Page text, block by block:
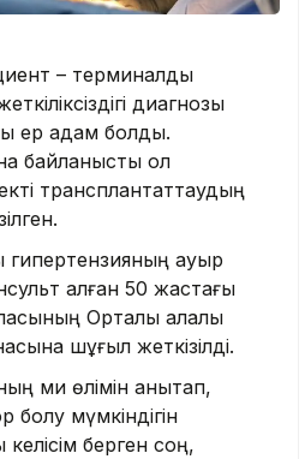
– терминалдық
диагнозы
ер адам болды.
байланысты ол
трансплантаттаудың
гипертензияның ауыр
алған 50 жастағы
Орталық қалалық
шұғыл жеткізілді.
ми өлімін анықтап,
болу мүмкіндігін
берген соң,